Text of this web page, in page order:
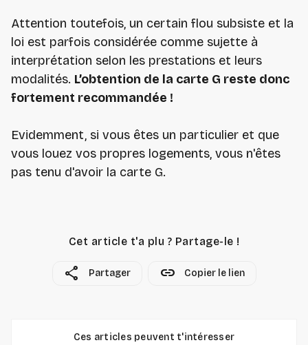
Attention toutefois, un certain flou subsiste et la
loi est parfois considérée comme sujette à
interprétation selon les prestations et leurs
modalités. L’obtention de la carte G reste donc
fortement recommandée !
Evidemment, si vous êtes un particulier et que
vous louez vos propres logements, vous n'êtes
pas tenu d'avoir la carte G.
Cet article t'a plu ? Partage-le !
share Partager link Copier le lien
Ces articles peuvent t'intéresser